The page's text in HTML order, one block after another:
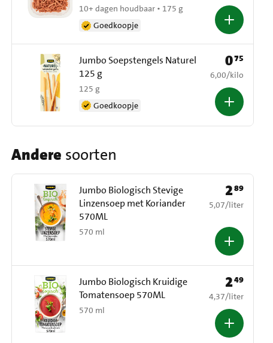
10+ dagen houdbaar • 175 g
Goedkoopje
Jumbo Soepstengels Naturel
125 g
125 g
Goedkoopje
Prijs: € 0,75
075
€ 6,00 per kilo
6,00/kilo
Andere soorten
Jumbo Biologisch Stevige
Linzensoep met Koriander
570ML
570 ml
Prijs: € 2,89
289
€ 5,07 per liter
5,07/liter
Jumbo Biologisch Kruidige
Tomatensoep 570ML
570 ml
Prijs: € 2,49
249
€ 4,37 per liter
4,37/liter